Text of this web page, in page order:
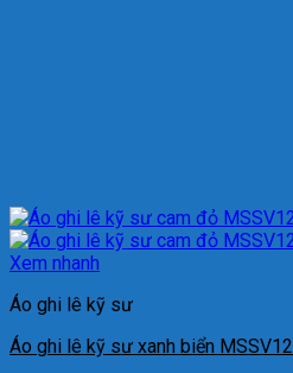
Xem nhanh
Áo ghi lê kỹ sư
Áo ghi lê kỹ sư xanh biển MSSV12